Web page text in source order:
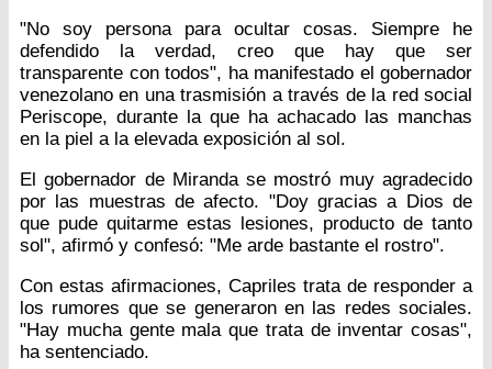
"No soy persona para ocultar cosas. Siempre he
defendido la verdad, creo que hay que ser
transparente con todos", ha manifestado el gobernador
venezolano en una trasmisión a través de la red social
Periscope, durante la que ha achacado las manchas
en la piel a la elevada exposición al sol.
El gobernador de Miranda se mostró muy agradecido
por las muestras de afecto. "Doy gracias a Dios de
que pude quitarme estas lesiones, producto de tanto
sol", afirmó y confesó: "Me arde bastante el rostro".
Con estas afirmaciones, Capriles trata de responder a
los rumores que se generaron en las redes sociales.
"Hay mucha gente mala que trata de inventar cosas",
ha sentenciado.